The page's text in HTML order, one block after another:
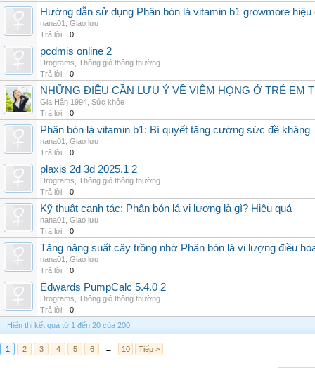
Hướng dẫn sử dụng Phân bón lá vitamin b1 growmore hiệu
nana01
Giao lưu
Trả lời:
0
pcdmis online 2
Drograms Thông gió thông thường
Trả lời:
0
NHỮNG ĐIỀU CẦN LƯU Ý VỀ VIÊM HỌNG Ở TRẺ EM
Gia Hân 1994 Sức khỏe
Trả lời:
0
Phân bón lá vitamin b1: Bí quyết tăng cường sức đề kháng
nana01
Giao lưu
Trả lời:
0
plaxis 2d 3d 2025.1 2
Drograms Thông gió thông thường
Trả lời:
0
Kỹ thuật canh tác: Phân bón lá vi lượng là gì? Hiệu quả
nana01
Giao lưu
Trả lời:
0
Tăng năng suất cây trồng nhờ Phân bón lá vi lượng điều
nana01
Giao lưu
Trả lời:
0
Edwards PumpCalc 5.4.0 2
Drograms Thông gió thông thường
Trả lời:
0
Hiển thị kết quả từ 1 đến 20 của 200
1 2 3 4 5 6 → 10 Tiếp >